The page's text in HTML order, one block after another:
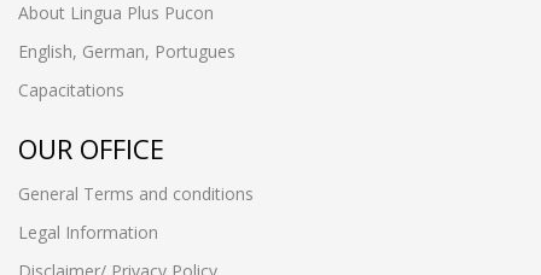
About Lingua Plus Pucon
English, German, Portugues
Capacitations
OUR OFFICE
General Terms and conditions
Legal Information